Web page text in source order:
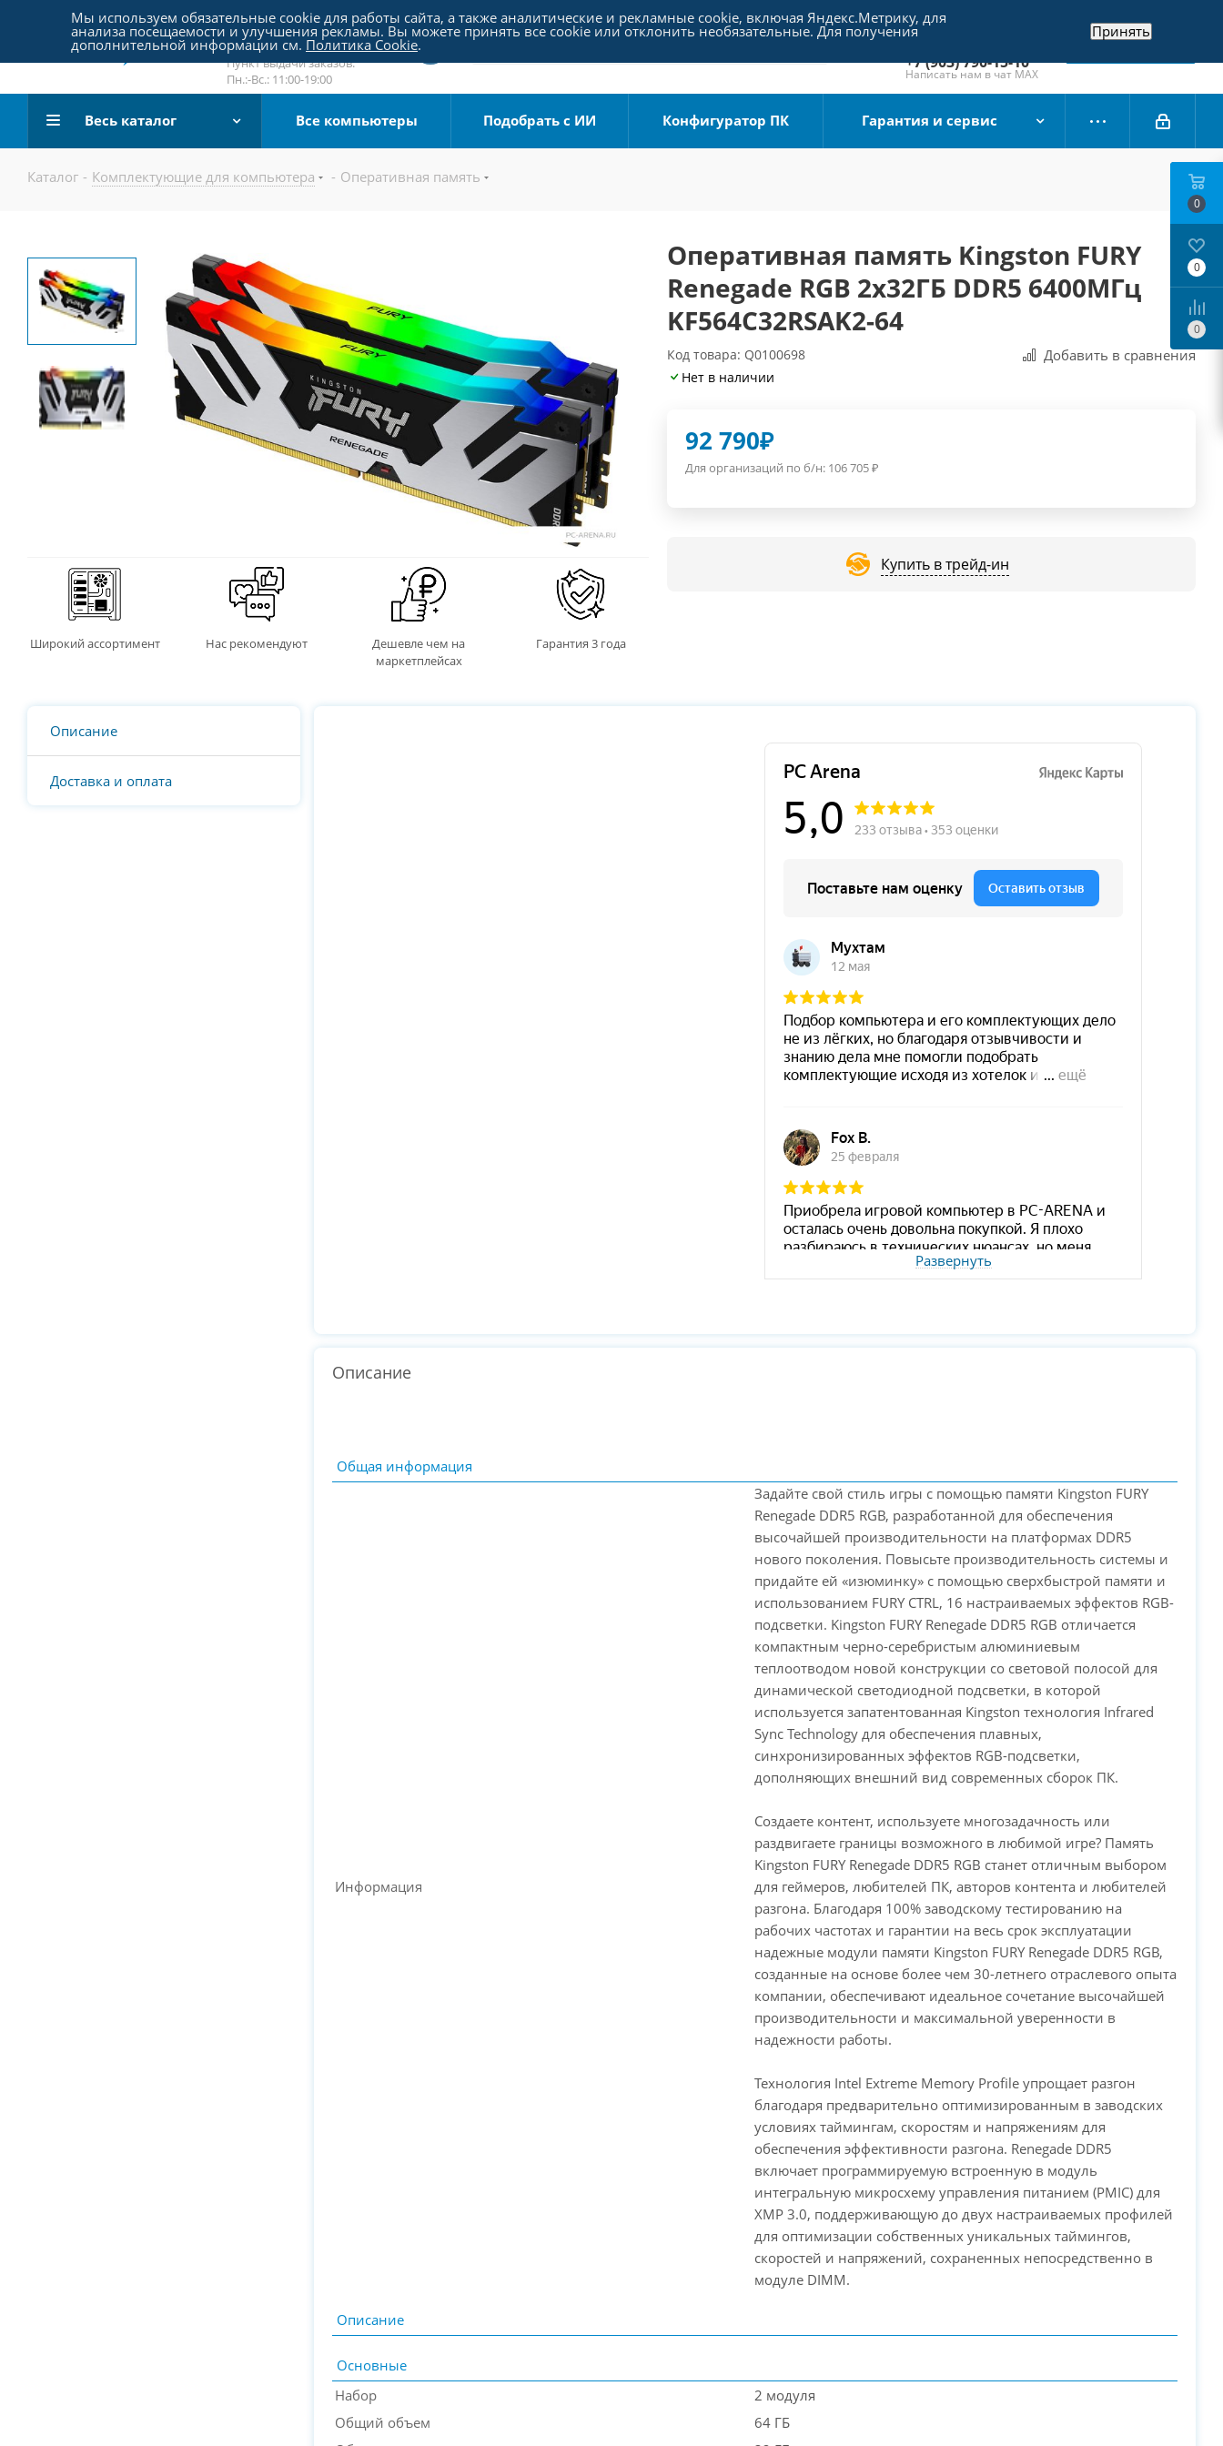
Пятницкое шоссе 18, пав. 267
email:sale@pc-arena.ru
Пн.:-Вс.: 10:00-20:00
Пункт выдачи заказов:
Пн.:-Вс.: 11:00-19:00
+7 (495) 790-15-10
Отдел продаж
+7 (903) 790-15-10
Написать нам в чат MAX
Заказать звонок
Весь каталог Все компьютеры Подобрать с ИИ Конфигуратор ПК Гарантия и сервис
Каталог - Комплектующие для компьютера - Оперативная память
Широкий ассортимент Нас рекомендуют
Дешевле чем на
маркетплейсах
Гарантия 3 года
Оперативная память Kingston FURY
Renegade RGB 2x32ГБ DDR5 6400МГц
KF564C32RSAK2-64
Код товара: Q0100698 Добавить в сравнения
Нет в наличии
92 790₽
Для организаций по б/н: 106 705₽
Купить в трейд-ин
Описание
Доставка и оплата
PC-Arena на карте Москвы — Яндекс Карты
Развернуть
Описание
Общая информация
Информация
Задайте свой стиль игры с помощью памяти Kingston FURY
Renegade DDR5 RGB, разработанной для обеспечения
высочайшей производительности на платформах DDR5
нового поколения. Повысьте производительность системы и
придайте ей «изюминку» с помощью сверхбыстрой памяти и
использованием FURY CTRL, 16 настраиваемых эффектов RGB-
подсветки. Kingston FURY Renegade DDR5 RGB отличается
компактным черно-серебристым алюминиевым
теплоотводом новой конструкции со световой полосой для
динамической светодиодной подсветки, в которой
используется запатентованная Kingston технология Infrared
Sync Technology для обеспечения плавных,
синхронизированных эффектов RGB-подсветки,
дополняющих внешний вид современных сборок ПК.
Создаете контент, используете многозадачность или
раздвигаете границы возможного в любимой игре? Память
Kingston FURY Renegade DDR5 RGB станет отличным выбором
для геймеров, любителей ПК, авторов контента и любителей
разгона. Благодаря 100% заводскому тестированию на
рабочих частотах и гарантии на весь срок эксплуатации
надежные модули памяти Kingston FURY Renegade DDR5 RGB,
созданные на основе более чем 30-летнего отраслевого опыта
компании, обеспечивают идеальное сочетание высочайшей
производительности и максимальной уверенности в
надежности работы.
Технология Intel Extreme Memory Profile упрощает разгон
благодаря предварительно оптимизированным в заводских
условиях таймингам, скоростям и напряжениям для
обеспечения эффективности разгона. Renegade DDR5
включает программируемую встроенную в модуль
интегральную микросхему управления питанием (PMIC) для
XMP 3.0, поддерживающую до двух настраиваемых профилей
для оптимизации собственных уникальных таймингов,
скоростей и напряжений, сохраненных непосредственно в
модуле DIMM.
Описание
Основные
Набор
2 модуля
Общий объем
64 ГБ
0
0
0
Мы используем обязательные cookie для работы сайта, а также аналитические и рекламные cookie, включая Яндекс.Метрику, для
анализа посещаемости и улучшения рекламы. Вы можете принять все cookie или отклонить необязательные. Для получения
дополнительной информации см. Политика Cookie.
Принять